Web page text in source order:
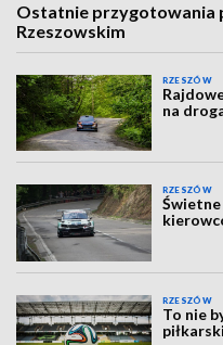
Ostatnie przygotowania
Rzeszowskim
RZESZÓW
na
RZESZÓW
RZESZÓW
To nie